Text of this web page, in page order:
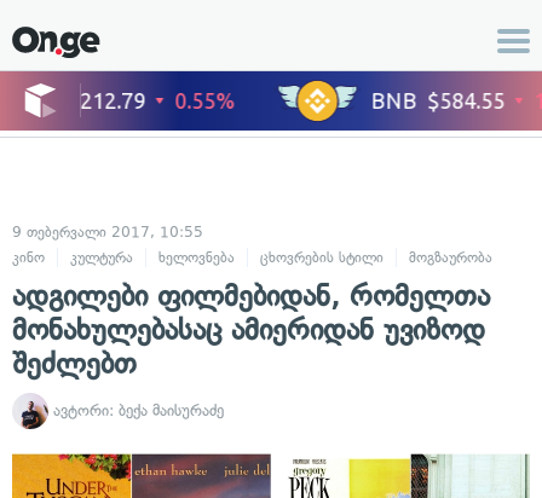
9 თებერვალი 2017, 10:55
კინო
კულტურა ხელოვნება ცხოვრების სტილი მოგზაურობა
ადგილები ფილმებიდან, რომელთა
მონახულებასაც ამიერიდან უვიზოდ
შეძლებთ
ავტორი: ბექა მაისურაძე